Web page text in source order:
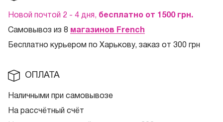
Новой почтой 2 - 4 дня, бесплатно от 1500 грн.
Самовывоз из 8 магазинов French
Бесплатно курьером по Харькову, заказ от 300 грн
ОПЛАТА
Наличными при самовывозе
На рассчётный счёт